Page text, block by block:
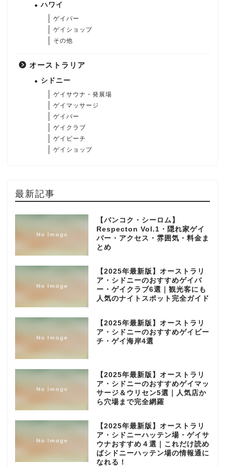
ハワイ
ゲイバー
ゲイショップ
その他
オーストラリア
シドニー
ゲイサウナ・発展場
ゲイマッサージ
ゲイバー
ゲイクラブ
ゲイビーチ
ゲイショップ
最新記事
【バンコク・シーロム】
Respecton Vol.1・隠れ家ゲイ
バー・アクセス・雰囲気・料金ま
とめ
【2025年最新版】オーストラリ
ア・シドニーのおすすめゲイバ
ー・ゲイクラブ6選｜観光客にも
人気のナイトスポット完全ガイド
【2025年最新版】オーストラリ
ア・シドニーのおすすめゲイビー
チ・ゲイ海岸4選
【2025年最新版】オーストラリ
ア・シドニーのおすすめゲイマッ
サージ＆ウリセン5選｜人気店か
ら穴場まで完全網羅
【2025年最新版】オーストラリ
ア・シドニーハッテン場・ゲイサ
ウナおすすめ４選｜これだけ読め
ばシドニーハッテン場の情報通に
なれる！